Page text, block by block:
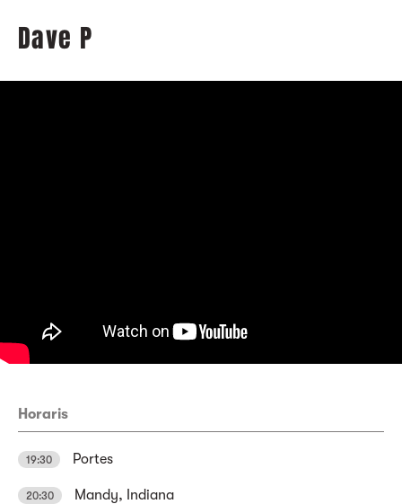
Dave P
Horaris
19:30 Portes
20:30 Mandy, Indiana